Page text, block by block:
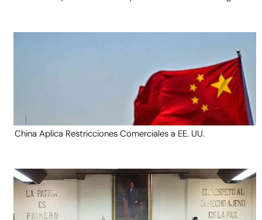
China Aplica Restricciones Comerciales a EE. UU.